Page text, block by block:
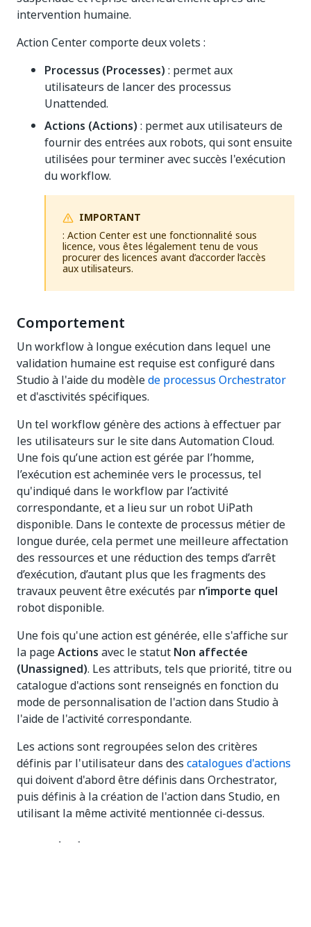
intervention humaine.
Action Center comporte deux volets :
Processus (Processes) : permet aux
utilisateurs de lancer des processus
Unattended.
Actions (Actions) : permet aux utilisateurs de
fournir des entrées aux robots, qui sont ensuite
utilisées pour terminer avec succès l'exécution
du workflow.
IMPORTANT
: Action Center est une fonctionnalité sous
licence, vous êtes légalement tenu de vous
procurer des licences avant d’accorder l’accès
aux utilisateurs.
Comportement
Un workflow à longue exécution dans lequel une
validation humaine est requise est configuré dans
Studio à l'aide du modèlede processus Orchestrator
et d'asctivités spécifiques.
Un tel workflow génère des actions à effectuer par
les utilisateurs sur le site dans Automation Cloud.
Une fois qu’une action est gérée par l’homme,
l’exécution est acheminée vers le processus, tel
qu'indiqué dans le workflow par l’activité
correspondante, et a lieu sur un robot UiPath
disponible. Dans le contexte de processus métier de
longue durée, cela permet une meilleure affectation
des ressources et une réduction des temps d’arrêt
d’exécution, d’autant plus que les fragments des
travaux peuvent être exécutés par n’importe quel
robot disponible.
Une fois qu'une action est générée, elle s'affiche sur
la pageActions avec le statut Non affectée
(Unassigned). Les attributs, tels que priorité, titre ou
catalogue d'actions sont renseignés en fonction du
mode de personnalisation de l'action dans Studio à
l'aide de l'activité correspondante.
Les actions sont regroupées selon des critères
définis par l'utilisateur dans des catalogues d'actions
qui doivent d'abord être définis dans Orchestrator,
puis définis à la création de l'action dans Studio, en
utilisant la même activité mentionnée ci-dessus.
Exemple de processus